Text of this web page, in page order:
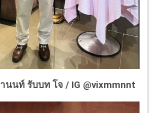
นนท์ รับบท โจ / IG @vixmmnnt